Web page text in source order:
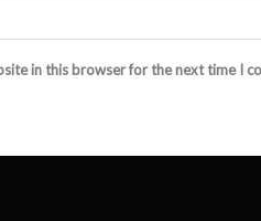
in this browser for the next time I